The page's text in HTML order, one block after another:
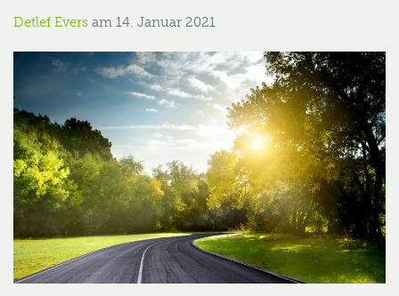
Detlef Evers am 14. Januar 2021